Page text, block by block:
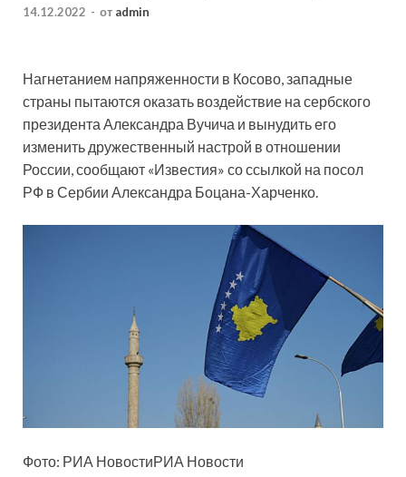
14.12.2022 - от admin
Нагнетанием напряженности в Косово, западные
страны пытаются оказать воздействие на сербского
президента Александра Вучича и вынудить его
изменить дружественный настрой в отношении
России, сообщают «Известия» со ссылкой на посол
РФ в Сербии Александра Боцана-Харченко.
Фото: РИА НовостиРИА Новости